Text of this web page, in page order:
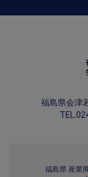
福島県会津
福島県 産業